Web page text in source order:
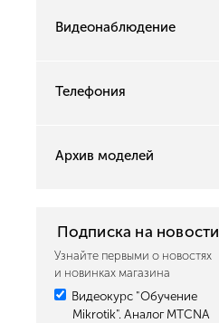
Видеонаблюдение
Телефония
Архив моделей
Подписка на новости
Узнайте первыми о новостях
и новинках магазина
Видеокурс "Обучение
Mikrotik". Аналог MTCNA